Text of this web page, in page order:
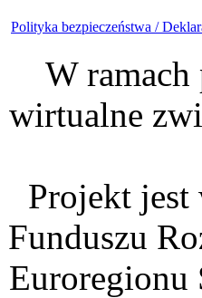
Polityka bezpieczeństwa /
W
wirtualne
Projekt jest
Funduszu
Euroregionu